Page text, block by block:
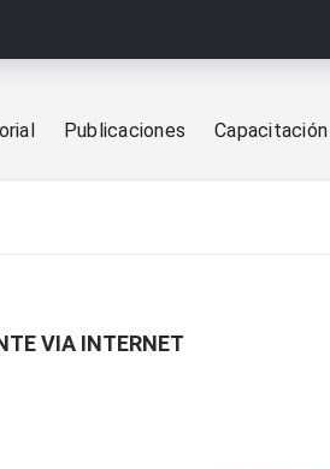
Publicaciones Capacitación
VIA INTERNET